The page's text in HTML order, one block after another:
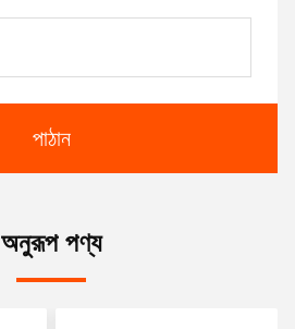
পাঠান
অনুরূপ পণ্য